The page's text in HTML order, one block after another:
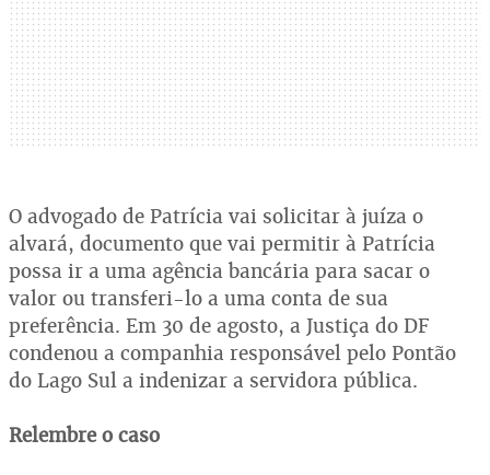
O advogado de Patrícia vai solicitar à juíza o
alvará, documento que vai permitir à Patrícia
possa ir a uma agência bancária para sacar o
valor ou transferi-lo a uma conta de sua
preferência. Em 30 de agosto, a Justiça do DF
condenou a companhia responsável pelo Pontão
do Lago Sul a indenizar a servidora pública.
Relembre o caso